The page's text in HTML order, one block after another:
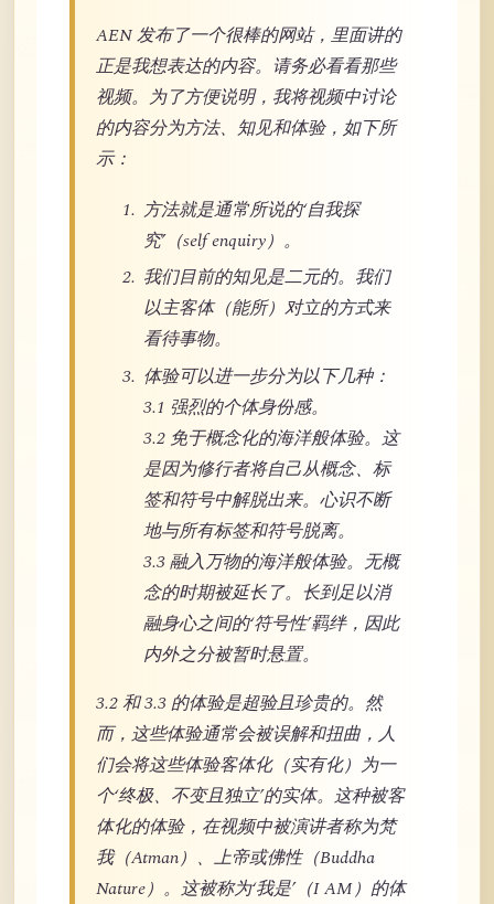
AEN 发布了一个很棒的网站，里面讲的
正是我想表达的内容。请务必看看那些
视频。为了方便说明，我将视频中讨论
的内容分为方法、知见和体验，如下所
示：
方法就是通常所说的‘自我探
究’（self enquiry）。
我们目前的知见是二元的。我们
以主客体（能所）对立的方式来
看待事物。
体验可以进一步分为以下几种：
3.1 强烈的个体身份感。
3.2 免于概念化的海洋般体验。这
是因为修行者将自己从概念、标
签和符号中解脱出来。心识不断
地与所有标签和符号脱离。
3.3 融入万物的海洋般体验。无概
念的时期被延长了。长到足以消
融身心之间的‘符号性’羁绊，因此
内外之分被暂时悬置。
3.2 和 3.3 的体验是超验且珍贵的。然
而，这些体验通常会被误解和扭曲，人
们会将这些体验客体化（实有化）为一
个‘终极、不变且独立’的实体。这种被客
体化的体验，在视频中被演讲者称为梵
我（Atman）、上帝或佛性（Buddha
Nature）。这被称为‘我是’（I AM）的体